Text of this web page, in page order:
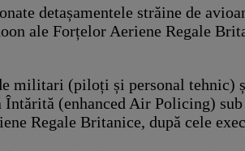
detașamentele străine de
ale Forțelor Aeriene Regale
militari (piloți și personal tehnic)
(enhanced Air Policing)
Regale Britanice, după cele